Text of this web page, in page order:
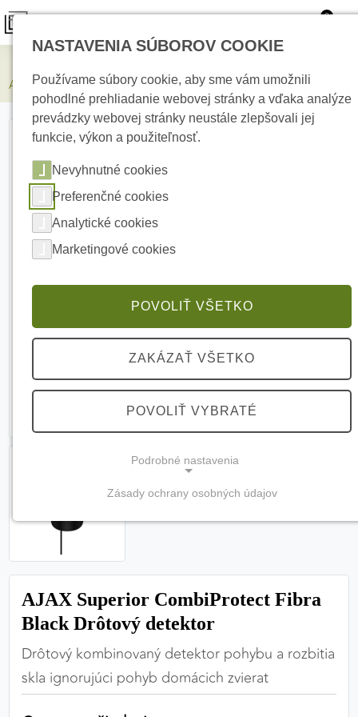
0
AJAX Superior CombiProtect Fibra Black Drôtový detektor
AJAX Superior CombiProtect Fibra
Black Drôtový detektor
Drôtový kombinovaný detektor pohybu a rozbitia
skla ignorujúci pohyb domácich zvierat
NASTAVENIA SÚBOROV COOKIE
Používame súbory cookie, aby sme vám umožnili
pohodlné prehliadanie webovej stránky a vďaka analýze
prevádzky webovej stránky neustále zlepšovali jej
funkcie, výkon a použiteľnosť.
Nevyhnutné cookies
Preferenčné cookies
Analytické cookies
Marketingové cookies
POVOLIŤ VŠETKO
ZAKÁZAŤ VŠETKO
POVOLIŤ VYBRATÉ
Podrobné nastavenia
(vždy aktívne, nemožno vypnúť)
Tieto cookies sú potrebné na správne fungovanie
zabezpečiť jej plnú funkčnosť.
Zásady ochrany osobných údajov